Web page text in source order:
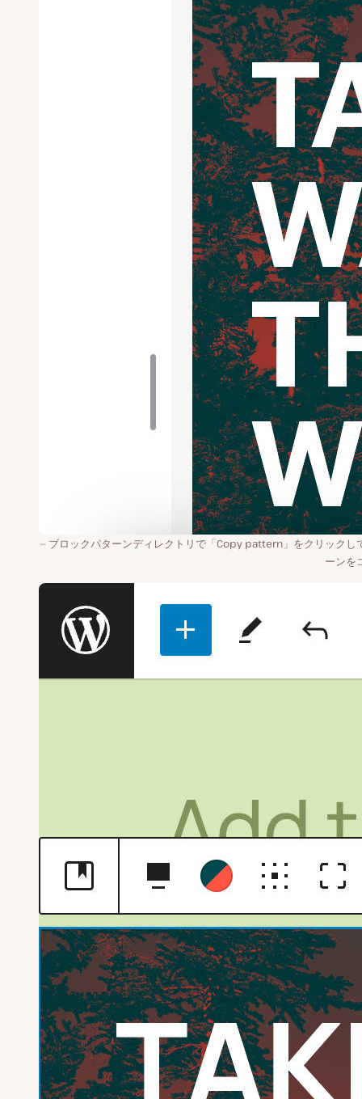
ブロックパターンディレクトリで「Copy pattern」をクリックし
ーンを